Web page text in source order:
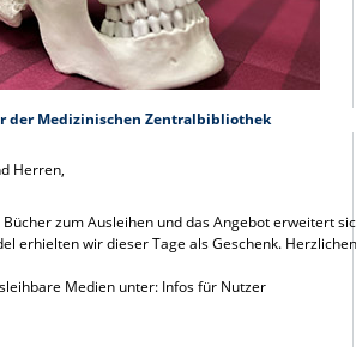
der Medizinischen Zentralbibliothek
Herren,
zum Ausleihen und das Angebot erweitert
erhielten wir dieser Tage als Geschenk.
Medien unter: Infos für Nutzer